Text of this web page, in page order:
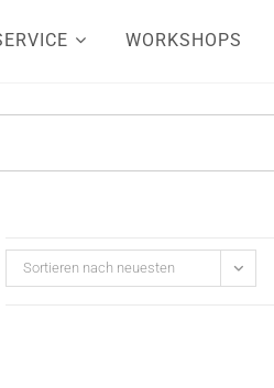
WORKSHOPS
Sortieren nach neuesten